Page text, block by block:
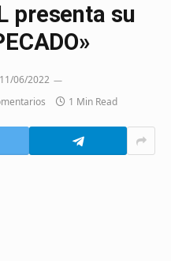
presenta su
11/06/2022
1 Min Read